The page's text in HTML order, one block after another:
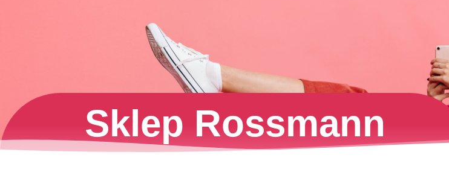
Sklep Rossmann